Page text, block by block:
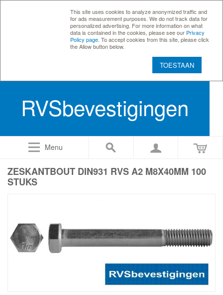
This site uses cookies to analyze anonymized traffic and
for ads measurement purposes. We do not track data for
personalized advertising. For more information on what
data is contained in the cookies, please see our Privacy
Policy page . To accept cookies from this site, please click
the Allow button below.
TOESTAAN
RVSbevestigingen
Menu
ZESKANTBOUT DIN931 RVS A2 M8X40MM 100
STUKS